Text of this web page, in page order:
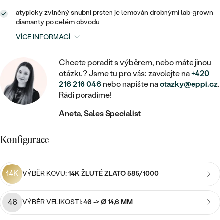
S VÝPLNÍ
DLE CENY
CENOVĚ DOSTUPNÉ
ZAČÍT S LAB-GROWN DIAMANTEM
ZAČÍT S BAREVNÝM DIAMANTEM
DLE DRAHOKAMU
DIAMANT
LAB-GROWN DIAMANT
MOISSANIT
BAREVNÝ DIAMANT
ČERNÝ DIAMANT
SALT AND PEPPER DIAMANT
DĚTSKÉ ŠPERKY
BROŽE
DOPLŇKY
DLE MATERIÁLU
STŘÍBRO
PLATINA
DLE KAMENE
S DIAMANTY
DĚTSKÉ
PIERCING
DLE KAMENE
S DIAMANTY
S DRAHOKAMY
DLE CENY
CENOVĚ DOSTUPNÉ
LUXUSNÍ
MEDAILONKY
ŘETÍZKY
VE TVARU SRDCE
SE ZVÍŘATY
DLE DRAHOKAMU
S DIAMANTY
S DRAHOKAMY
S PERLAMI
DLE CENY
STATEMENT
PERSONALIZOVANÉ
DLE DRAHOKAMU
S DRAHOKAMY
S PERLAMI
DLE CENY
atypicky zvlněný snubní prsten je lemován drobnými lab-grown
diamanty po celém obvodu
VÍCE INFORMACÍ
Chcete poradit s výběrem, nebo máte jinou
otázku? Jsme tu pro vás: zavolejte na+420
216 216 046 nebo napište naotazky@eppi.cz.
Rádi poradíme!
Aneta, Sales Specialist
Konfigurace
14K VÝBĚR KOVU:14K ŽLUTÉ ZLATO 585/1000
46 VÝBĚR VELIKOSTI:46 -> Ø 14,6 MM